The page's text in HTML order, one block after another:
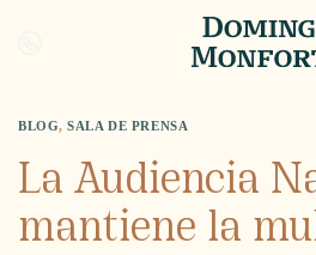
BLOG,SALA DE PRENSA
La Audiencia
mantiene la